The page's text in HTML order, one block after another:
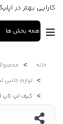
کارایی بهتر در
همه بخش ها
خانه
لوازم جانبی
کیف لپ تاپ 11 اینچی Wiwu مدل li Vertical Layer Bag - مشکی